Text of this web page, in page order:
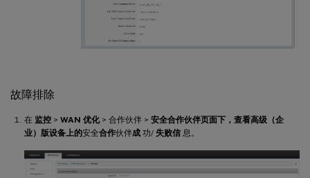
故障排除
在 监控 > WAN 优化> 合作伙伴 > 安全合作伙伴页面下，查看高级（企
业）版设备上的安全合作伙伴成 功/ 失败信 息。